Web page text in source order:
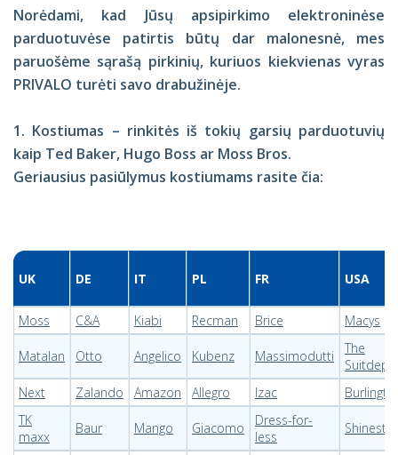
Norėdami, kad Jūsų apsipirkimo elektroninėse
parduotuvėse patirtis būtų dar malonesnė, mes
paruošėme sąrašą pirkinių, kuriuos kiekvienas vyras
PRIVALO turėti savo drabužinėje.
1. Kostiumas – rinkitės iš tokių garsių parduotuvių
kaip Ted Baker, Hugo Boss ar Moss Bros.
Geriausius pasiūlymus kostiumams rasite čia:
UK DE IT PL FR USA
Moss C&A Kiabi Recman Brice Macys
Matalan Otto Angelico Kubenz Massimodutti
The
Next
Zalando Amazon Allegro Izac
TK
maxx
Baur Mango Giacomo
Dress-for-
less
Shinesty